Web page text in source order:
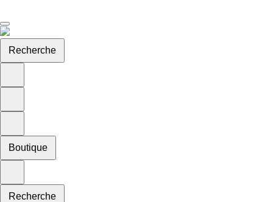
Recherche
Boutique
Recherche